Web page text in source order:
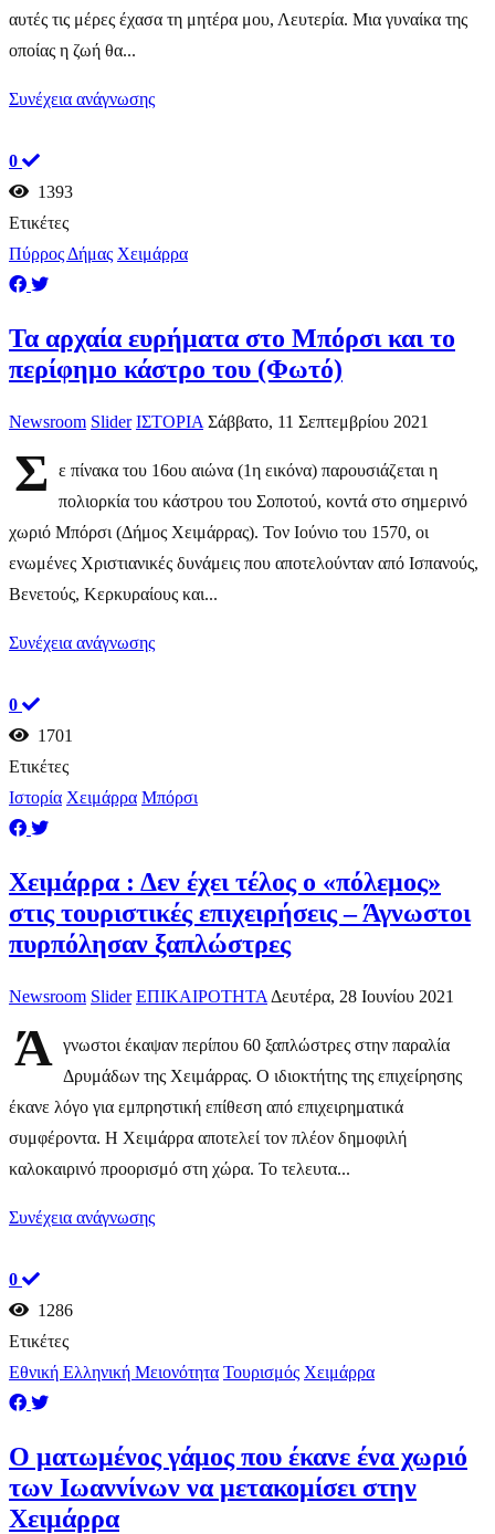
αυτές τις μέρες έχασα τη μητέρα μου, Λευτερία. Μια γυναίκα της
οποίας η ζωή θα...
Συνέχεια ανάγνωσης
0
1393
Ετικέτες
Πύρρος Δήμας Χειμάρρα
Τα αρχαία ευρήματα στο Μπόρσι και το
περίφημο κάστρο του (Φωτό)
Newsroom Slider ΙΣΤΟΡΙΑ Σάββατο, 11 Σεπτεμβρίου 2021
Σ
ε πίνακα του 16ου αιώνα (1η εικόνα) παρουσιάζεται η
πολιορκία του κάστρου του Σοποτού, κοντά στο σημερινό
χωριό Μπόρσι (Δήμος Χειμάρρας). Τον Ιούνιο του 1570, οι
ενωμένες Χριστιανικές δυνάμεις που αποτελούνταν από Ισπανούς,
Βενετούς, Κερκυραίους και...
Συνέχεια ανάγνωσης
0
1701
Ετικέτες
Ιστορία Χειμάρρα Μπόρσι
Χειμάρρα : Δεν έχει τέλος ο «πόλεμος»
στις τουριστικές επιχειρήσεις – Άγνωστοι
πυρπόλησαν ξαπλώστρες
Newsroom Slider ΕΠΙΚΑΙΡΟΤΗΤΑ Δευτέρα, 28 Ιουνίου 2021
Ά γνωστοι έκαψαν περίπου 60 ξαπλώστρες στην παραλία
Δρυμάδων της Χειμάρρας. Ο ιδιοκτήτης της επιχείρησης
έκανε λόγο για εμπρηστική επίθεση από επιχειρηματικά
συμφέροντα. Η Χειμάρρα αποτελεί τον πλέον δημοφιλή
καλοκαιρινό προορισμό στη χώρα. Το τελευτα...
Συνέχεια ανάγνωσης
0
1286
Ετικέτες
Εθνική Ελληνική Μειονότητα Τουρισμός Χειμάρρα
Ο ματωμένος γάμος που έκανε ένα χωριό
των Ιωαννίνων να μετακομίσει στην
Χειμάρρα